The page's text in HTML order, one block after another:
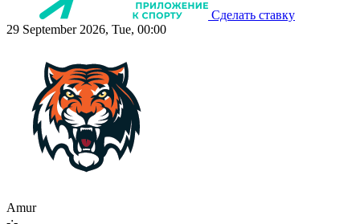
Сделать ставку
29 September 2026, Tue, 00:00
Amur